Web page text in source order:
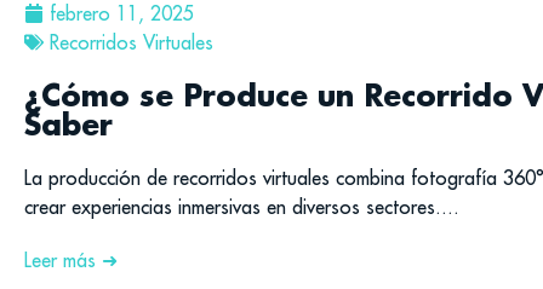
febrero 11, 2025
Recorridos Virtuales
¿Cómo se Produce un Recorrido
Saber
La producción de recorridos virtuales combina fotografía
crear experiencias inmersivas en diversos sectores....
Leer más ➜